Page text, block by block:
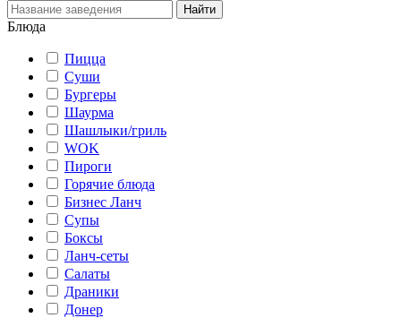
Блюда
Пицца
Суши
Бургеры
Шаурма
Шашлыки/гриль
WOK
Пироги
Горячие блюда
Бизнес Ланч
Супы
Боксы
Ланч-сеты
Салаты
Драники
Донер